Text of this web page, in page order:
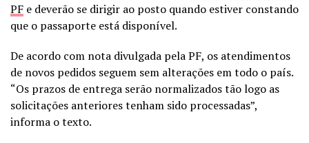
PF e deverão se dirigir ao posto quando estiver constando
que o passaporte está disponível.
De acordo com nota divulgada pela PF, os atendimentos
de novos pedidos seguem sem alterações em todo o país.
“Os prazos de entrega serão normalizados tão logo as
solicitações anteriores tenham sido processadas”,
informa o texto.